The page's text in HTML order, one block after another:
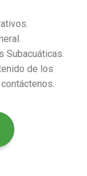
Subacuáticas.
de los